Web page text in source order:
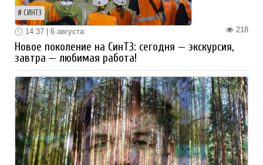
СИНТЗ
218
14:37 | 6 августа
Новое поколение на СинТЗ: сегодня — экскурсия,
завтра — любимая работа!